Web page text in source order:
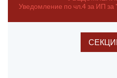
Уведомление по чл.4 за ИП